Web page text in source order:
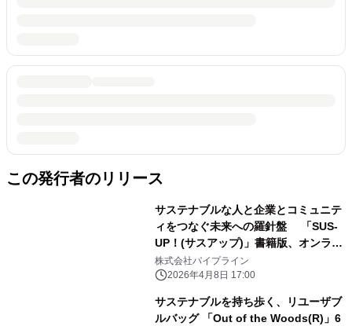
この発行者のリリース
サステナブルな人と企業とコミュニテ
ィをつなぐ未来への羅針盤 「SUS-
UP！(サスアップ)」書籍版、オンライ
ン版4/8創刊
株式会社パイプライン
2026年4月8日 17:00
サステナブルを持ち歩く、リユーザブ
ルバッグ 「Out of the Woods(R)」6